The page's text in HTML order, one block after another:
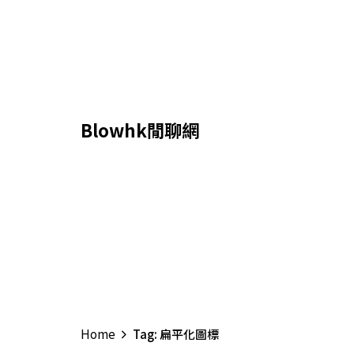
Blowhk閒聊網
Home Tag: 扁平化圖標